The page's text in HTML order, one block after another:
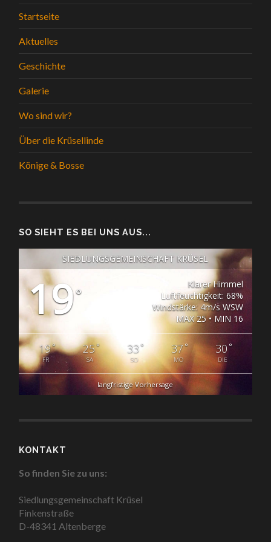
Startseite
Aktuelles
Geschichte
Galerie
Wo sind wir?
Über die Krüsellinde
Könige & Bosse
SO SIEHT ES BEI UNS AUS...
SIEDLUNGSGEMEINSCHAFT KRÜSEL
19°
Klarer Himmel
Luftfeuchtigkeit: 68%
Windstärke: 4m/s WSW
MAX 25 • MIN 16
19°
FR
25°
SA
33°
SO
37°
MO
30 °
DIE
langfristige Vorhersage
KONTAKT
So finden Sie zu uns:
Siedlungsgemeinschaft Krüsel
Finkenstraße
D-48341 Altenberge